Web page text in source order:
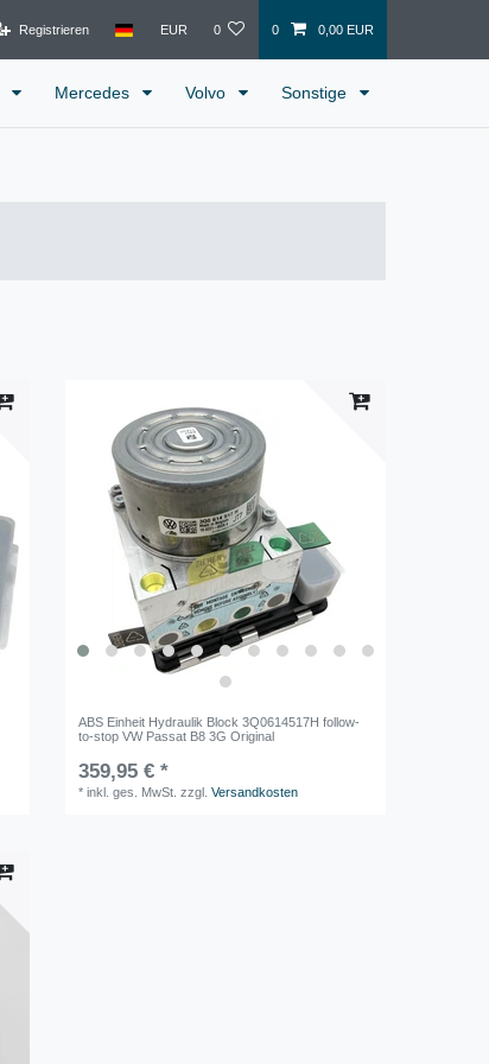
Registrieren EUR 0 0 0,00 EUR
Mercedes Volvo Sonstige
ABS Einheit Hydraulik Block 3Q0614517H follow-
to-stop VW Passat B8 3G Original
359,95 € *
*inkl. ges. MwSt. zzgl.Versandkosten